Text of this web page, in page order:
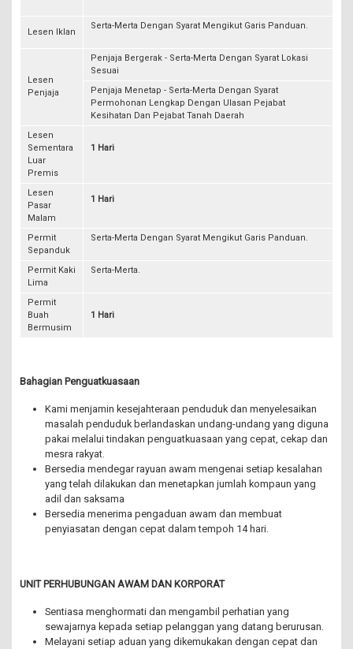
Lesen Iklan
Serta-Merta Dengan Syarat Mengikut Garis Panduan.
Lesen
Penjaja
Penjaja Bergerak - Serta-Merta Dengan Syarat Lokasi
Sesuai
Penjaja Menetap - Serta-Merta Dengan Syarat
Permohonan Lengkap Dengan Ulasan Pejabat
Kesihatan Dan Pejabat Tanah Daerah
Lesen
Sementara
Luar
Premis
1 Hari
Lesen
Pasar
Malam
1 Hari
Permit
Sepanduk
Serta-Merta Dengan Syarat Mengikut Garis Panduan.
Permit Kaki
Lima
Serta-Merta.
Permit
Buah
Bermusim
1 Hari
Bahagian Penguatkuasaan
Kami menjamin kesejahteraan penduduk dan menyelesaikan
masalah penduduk berlandaskan undang-undang yang diguna
pakai melalui tindakan penguatkuasaan yang cepat, cekap dan
mesra rakyat.
Bersedia mendegar rayuan awam mengenai setiap kesalahan
yang telah dilakukan dan menetapkan jumlah kompaun yang
adil dan saksama
Bersedia menerima pengaduan awam dan membuat
penyiasatan dengan cepat dalam tempoh 14 hari.
UNIT PERHUBUNGAN AWAM DAN KORPORAT
Sentiasa menghormati dan mengambil perhatian yang
sewajarnya kepada setiap pelanggan yang datang berurusan.
Melayani setiap aduan yang dikemukakan dengan cepat dan